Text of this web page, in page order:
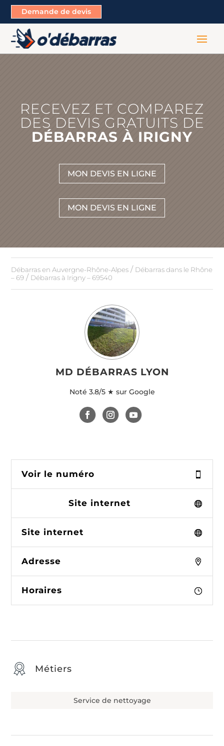
Demande de devis
RECEVEZ ET COMPAREZ
DES DEVIS GRATUITS DE
DÉBARRAS À IRIGNY
MON DEVIS EN LIGNE
MON DEVIS EN LIGNE
Débarras en Auvergne-Rhône-Alpes / Débarras dans le Rhône
– 69 / Débarras à Irigny – 69540
MD DÉBARRAS LYON
Noté 3.8/5 ★ sur Google
Voir le numéro
Site internet
Site internet
Adresse
Horaires
Métiers
Service de nettoyage